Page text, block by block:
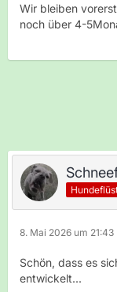
Wir bleiben
noch über 4-
8. Mai 2026 um 21:43
Schön, dass es
entwickelt...